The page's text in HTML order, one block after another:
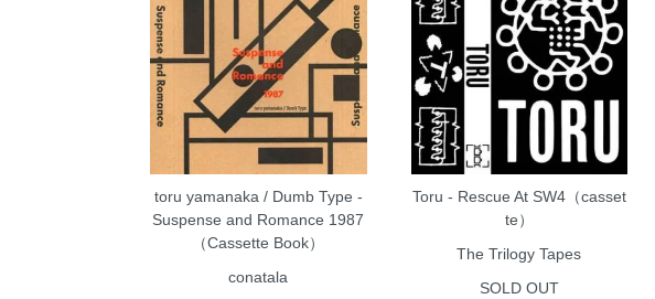
toru yamanaka / Dumb Type -
Suspense and Romance 1987
（Cassette Book）
conatala
Toru - Rescue At SW4（casset
te）
The Trilogy Tapes
SOLD OUT